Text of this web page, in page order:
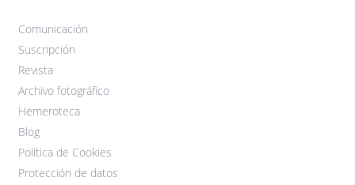
Comunicación
Suscripción
Revista
Archivo fotográfico
Hemeroteca
Blog
Política de Cookies
Protección de datos